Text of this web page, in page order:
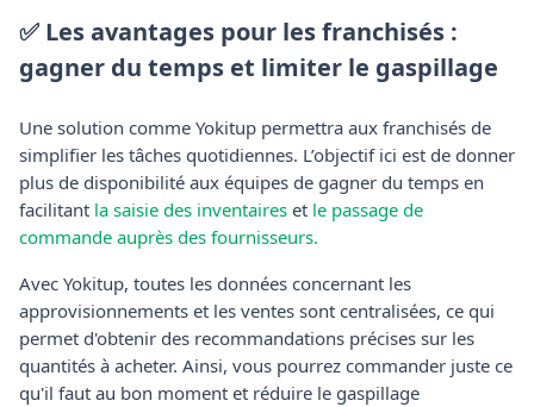
✅ Les avantages pour les franchisés :
gagner du temps et limiter le gaspillage
Une solution comme Yokitup permettra aux franchisés de
simplifier les tâches quotidiennes. L’objectif ici est de donner
plus de disponibilité aux équipes de gagner du temps en
facilitant la saisie des inventaires et le passage de
commande auprès des fournisseurs.
Avec Yokitup, toutes les données concernant les
approvisionnements et les ventes sont centralisées, ce qui
permet d'obtenir des recommandations précises sur les
quantités à acheter. Ainsi, vous pourrez commander juste ce
qu'il faut au bon moment et réduire le gaspillage